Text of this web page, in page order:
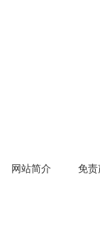
网站简介 免责